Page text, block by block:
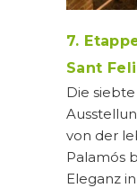
7.
Sant
Die
von der
Palamós
Eleganz